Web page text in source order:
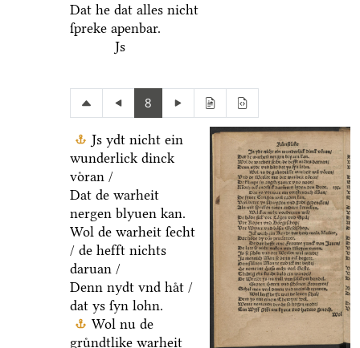
Dat he dat alles nicht
ſpreke apenbar.
Js
8
Js ydt nicht ein
wunderlick dinck
voͤran /
Dat de warheit
nergen blyuen kan.
Wol de warheit ſecht
/ de hefft nichts
daruan /
Denn nydt vnd haͤt /
dat ys ſyn lohn.
Wol nu de
gruͤndtlike warheit